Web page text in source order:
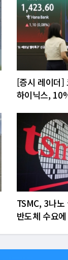
[증시 레이더
하이닉스,
TSMC, 3나
반도체 수요